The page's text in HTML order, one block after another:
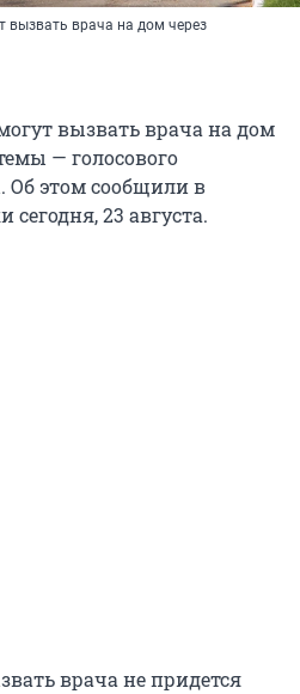
вызвать врача на дом через
вызвать врача на дом
— голосового
этом сообщили в
23 августа.
врача не придется